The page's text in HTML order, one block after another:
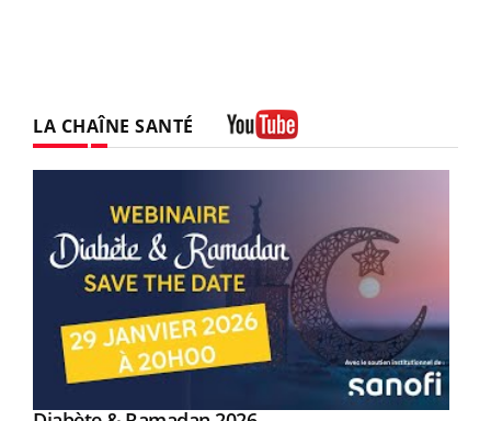
LA CHAÎNE SANTÉ